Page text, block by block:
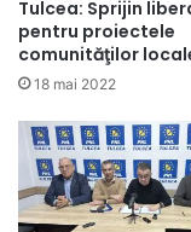
Tulcea: Sprijin
pentru proiectele
comunităţilor
18 mai 2022